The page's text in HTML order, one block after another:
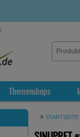
Themenshops
STARTSEITE